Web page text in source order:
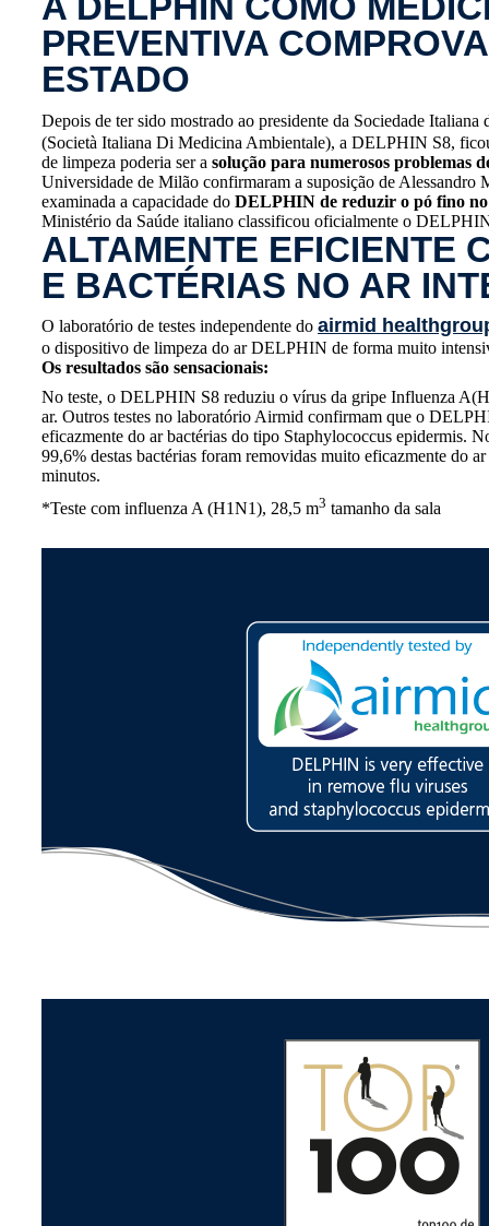
PREVENTIVA
ESTADO
Depois de ter sido mostrado ao presidente da Sociedade
(Società Italiana Di Medicina Ambientale), a DELPHIN S8,
de limpeza poderia ser a solução para numerosos problemas
Universidade de Milão confirmaram a suposição de Alessandro
examinada a capacidade do DELPHIN de reduzir o pó fino
Ministério da Saúde italiano classificou oficialmente o
ALTAMENTE EFICIENTE
E BACTÉRIAS NO AR
O laboratório de testes independente do airmid
o dispositivo de limpeza do ar DELPHIN de forma muito
Os resultados são sensacionais:
No teste, o DELPHIN S8 reduziu o vírus da gripe Influenza
ar. Outros testes no laboratório Airmid confirmam que o
eficazmente do ar bactérias do tipo Staphylococcus epidermis.
99,6% destas bactérias foram removidas muito eficazmente do
minutos.
*Teste com influenza A (H1N1), 28,5 m3 tamanho da sala